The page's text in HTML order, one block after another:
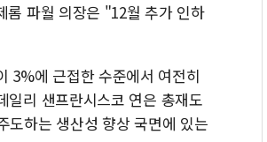
롬 파월 의장은 "12월 추가 인하
3%에 근접한 수준에서 여전히
리 샌프란시스코 연은 총재도
도하는 생산성 향상 국면에 있는